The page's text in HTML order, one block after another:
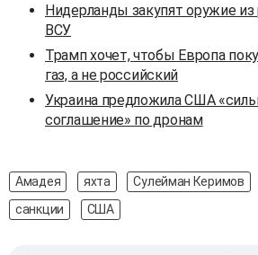
Нидерланды закупят оружие
ВСУ
Трамп хочет, чтобы Европа
газ, а не российский
Украина предложила США
соглашение» по дронам
Амадея яхта Сулейман Керимов
санкции
США